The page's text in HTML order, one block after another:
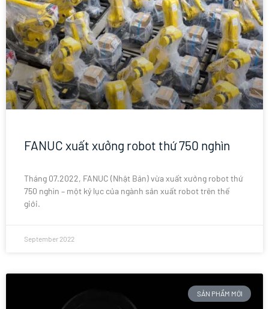
FANUC xuất xưởng robot thứ 750 nghìn
Tháng 07.2022, FANUC (Nhật Bản) vừa xuất xưởng robot thứ
750 nghìn – một kỷ lục của ngành sản xuất robot trên thế
giới.
September 2022
SẢN PHẨM MỚI